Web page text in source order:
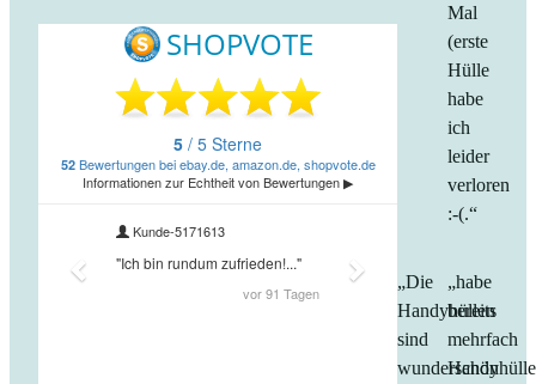
Mal
(erste
Hülle
habe
ich
leider
verloren
:-(.“
„Die
Handyhüllen
sind
wunderschön
„habe
bereits
mehrfach